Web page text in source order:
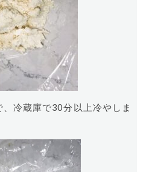
冷蔵庫で30分以上冷やしま